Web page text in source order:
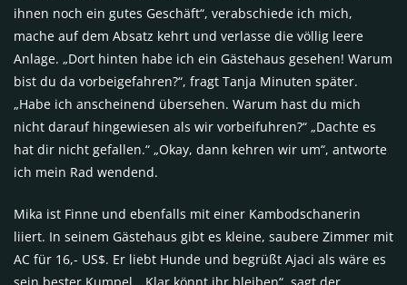
ihnen noch ein gutes Geschäft“, verabschiede ich mich,
mache auf dem Absatz kehrt und verlasse die völlig leere
Anlage. „Dort hinten habe ich ein Gästehaus gesehen! Warum
bist du da vorbeigefahren?“, fragt Tanja Minuten später.
„Habe ich anscheinend übersehen. Warum hast du mich
nicht darauf hingewiesen als wir vorbeifuhren?“ „Dachte es
hat dir nicht gefallen.“ „Okay, dann kehren wir um“, antworte
ich mein Rad wendend.
Mika ist Finne und ebenfalls mit einer Kambodschanerin
liiert. In seinem Gästehaus gibt es kleine, saubere Zimmer mit
AC für 16,- US$. Er liebt Hunde und begrüßt Ajaci als wäre es